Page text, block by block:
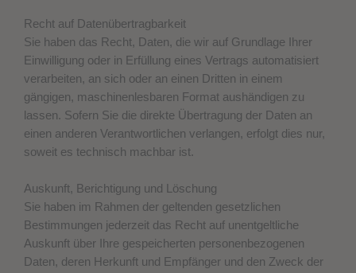
Recht auf Daten­übertrag­barkeit
Sie haben das Recht, Daten, die wir auf Grundlage Ihrer
Einwilligung oder in Erfüllung eines Vertrags automatisiert
verarbeiten, an sich oder an einen Dritten in einem
gängigen, maschinenlesbaren Format aushändigen zu
lassen. Sofern Sie die direkte Übertragung der Daten an
einen anderen Verantwortlichen verlangen, erfolgt dies nur,
soweit es technisch machbar ist.
Auskunft, Berichtigung und Löschung
Sie haben im Rahmen der geltenden gesetzlichen
Bestimmungen jederzeit das Recht auf unentgeltliche
Auskunft über Ihre gespeicherten personenbezogenen
Daten, deren Herkunft und Empfänger und den Zweck der